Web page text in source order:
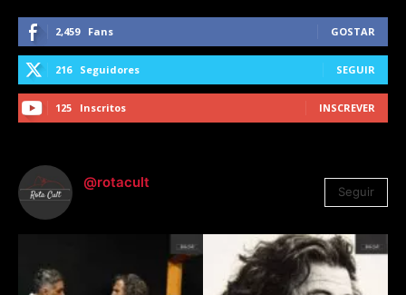
2,459 Fans GOSTAR
216 Seguidores SEGUIR
125 Inscritos INSCREVER
@rotacult
Seguir